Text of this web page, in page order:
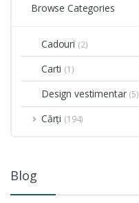
articole
Browse Categories
Cadouri (2)
Carti (1)
Design vestimentar (5)
Cărți (194)
Blog